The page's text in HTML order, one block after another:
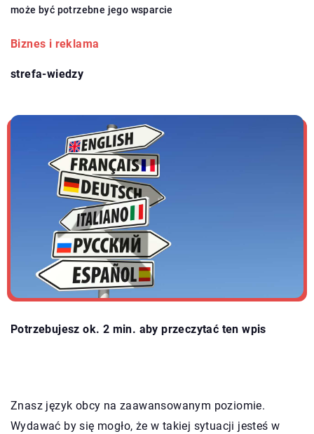
może być potrzebne jego wsparcie
Biznes i reklama
strefa-wiedzy
Potrzebujesz ok. 2 min. aby przeczytać ten wpis
Znasz język obcy na zaawansowanym poziomie.
Wydawać by się mogło, że w takiej sytuacji jesteś w